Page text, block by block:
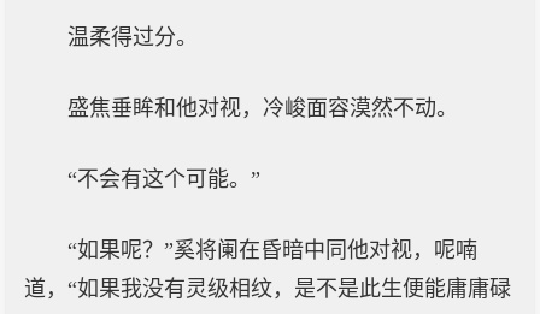
温柔得过分。
盛焦垂眸和他对视，冷峻面容漠然不动。
“不会有这个可能。”
“如果呢？”奚将阑在昏暗中同他对视，呢喃
道，“如果我没有灵级相纹，是不是此生便能庸庸碌